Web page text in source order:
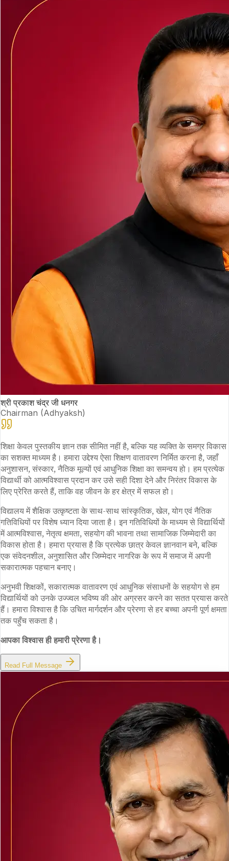
श्री प्रकाश चंद्र जी धनगर
Chairman (Adhyaksh)
शिक्षा केवल पुस्तकीय ज्ञान तक सीमित नहीं है, बल्कि यह व्यक्ति के समग्र विकास
का सशक्त माध्यम है। हमारा उद्देश्य ऐसा शिक्षण वातावरण निर्मित करना है, जहाँ
अनुशासन, संस्कार, नैतिक मूल्यों एवं आधुनिक शिक्षा का समन्वय हो। हम प्रत्येक
विद्यार्थी को आत्मविश्वास प्रदान कर उसे सही दिशा देने और निरंतर विकास के
लिए प्रेरित करते हैं, ताकि वह जीवन के हर क्षेत्र में सफल हो।
विद्यालय में शैक्षिक उत्कृष्टता के साथ-साथ सांस्कृतिक, खेल, योग एवं नैतिक
गतिविधियों पर विशेष ध्यान दिया जाता है। इन गतिविधियों के माध्यम से विद्यार्थियों
में आत्मविश्वास, नेतृत्व क्षमता, सहयोग की भावना तथा सामाजिक जिम्मेदारी का
विकास होता है। हमारा प्रयास है कि प्रत्येक छात्र केवल ज्ञानवान बने, बल्कि
एक संवेदनशील, अनुशासित और जिम्मेदार नागरिक के रूप में समाज में अपनी
सकारात्मक पहचान बनाए।
अनुभवी शिक्षकों, सकारात्मक वातावरण एवं आधुनिक संसाधनों के सहयोग से हम
विद्यार्थियों को उनके उज्ज्वल भविष्य की ओर अग्रसर करने का सतत प्रयास करते
हैं। हमारा विश्वास है कि उचित मार्गदर्शन और प्रेरणा से हर बच्चा अपनी पूर्ण क्षमता
तक पहुँच सकता है।
आपका विश्वास ही हमारी प्रेरणा है।
Read Full Message